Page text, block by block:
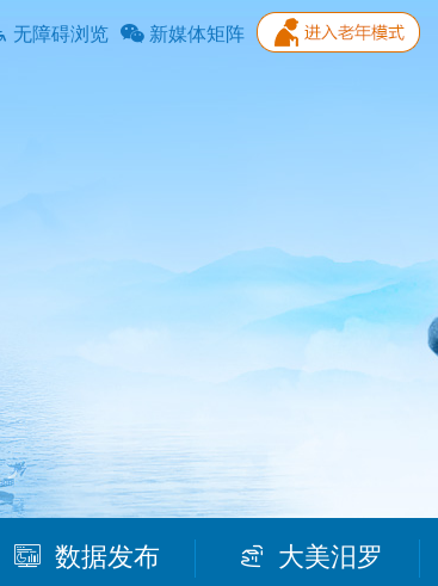
无障碍浏览 新媒体矩阵
数据发布 大美汨罗